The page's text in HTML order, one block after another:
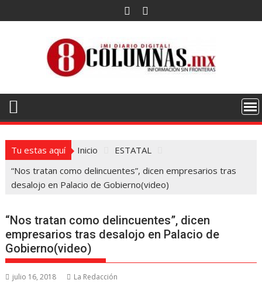
al
Tu estas aquí Inicio
ESTATAL
“Nos tratan como delincuentes”, dicen empresarios tras
desalojo en Palacio de Gobierno(video)
“Nos tratan como delincuentes”, dicen
empresarios tras desalojo en Palacio de
Gobierno(video)
julio 16, 2018 La Redacción